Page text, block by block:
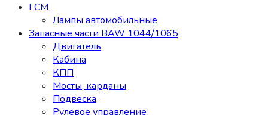
ГСМ
Лампы автомобильные
Запасные части BAW 1044/1065
Двигатель
Кабина
КПП
Мосты, карданы
Подвеска
Рулевое управление